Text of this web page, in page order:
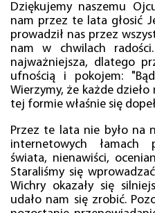
Dziękujemy naszemu
nam przez te lata głosić
prowadził nas przez
nam w chwilach
najważniejsza, dlatego
ufnością i pokojem:
Wierzymy, że każde
tej formie właśnie się
Przez te lata nie było na
internetowych łamach
świata, nienawiści,
Staraliśmy się
Wichry okazały się
udało nam się zrobić.